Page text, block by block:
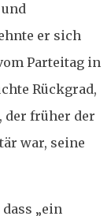
er sich
Parteitag in
Rückgrad,
der früher der
war, seine
„ein